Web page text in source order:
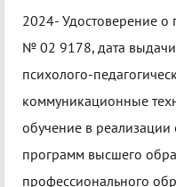
2024- Удостоверение
№ 02 9178, дата
психолого-
коммуникационные
обучение в
программ высшего
профессионального